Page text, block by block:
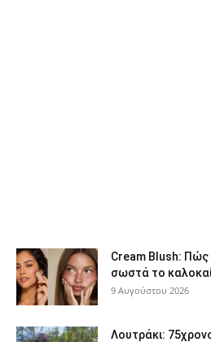
Cream Blush:
σωστά το
9 Αυγούστου 2026
Λουτράκι: